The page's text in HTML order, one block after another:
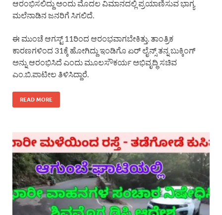
ಆರಂಭಿಸಲಿದ್ದು ಅಂದು‌ ಮೊದಲ ವಿಮಾನದಲ್ಲಿ ಪ್ರಯಾಣಿಸುವ ಭಾಗ್ಯ
ಮಲೆನಾಡಿನ ಜನರಿಗೆ ಸಿಗಲಿದೆ.
ಈ ಮುಂಚೆ ಆಗಸ್ಟ್ 11ರಿಂದ ಆರಂಭವಾಗಬೇಕಿತ್ತು. ತಾಂತ್ರಿಕ
ಕಾರಣಗಳಿಂದ 31ಕ್ಕೆ ಹೋಗಿದ್ದು ಇಂಡಿಗೊ‌ ಏರ್ ಲೈನ್ಸ್ ತನ್ನ ಬುಕ್ಕಿಂಗ್
ಅನ್ನು ಆರಂಭಿಸಿದೆ ಎಂದು ಮೂಲಸೌಕರ್ಯ ಅಭಿವೃದ್ಧಿ ಸಚಿವ
ಎಂ.ಬಿ.ಪಾಟೀಲ ತಿಳಿಸಿದ್ದಾರೆ.
READ MORE